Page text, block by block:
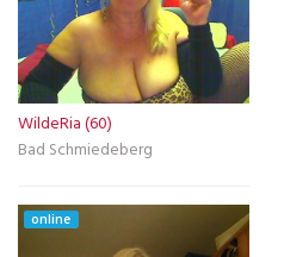
WildeRia (60)
Bad Schmiedeberg
online